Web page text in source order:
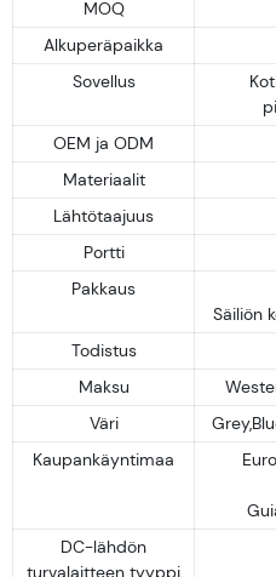
MOQ
Alkuperäpaikka
Sovellus
OEM ja ODM
Materiaalit
Lähtötaajuus
Portti
Pakkaus
Säiliön
Todistus
Maksu
Väri
Kaupankäyntimaa
DC-lähdön
turvalaitteen tyyppi